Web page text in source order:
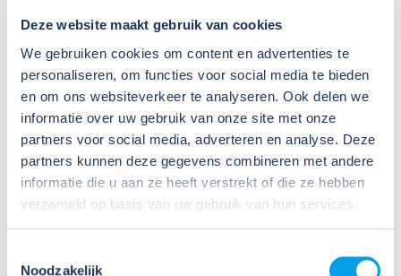
Deze website maakt gebruik van cookies
We gebruiken cookies om content en advertenties te
personaliseren, om functies voor social media te bieden
en om ons websiteverkeer te analyseren. Ook delen we
informatie over uw gebruik van onze site met onze
partners voor social media, adverteren en analyse. Deze
partners kunnen deze gegevens combineren met andere
informatie die u aan ze heeft verstrekt of die ze hebben
verzameld op basis van uw gebruik van hun services.
Noodzakelijk
en gezond werken onder de loep gaat nemen. En dat is,
gezamenlijk beeld hebt van wat veiligheid is en hoe je dat
met elkaar creëert. Niet met een houding van ‘ik doe het
zo, en dat is veilig’, maar dat je open staat voor andere
invalshoeken en van elkaar leert. En dan zul je vanzelf zien
dat veiligheid ook een heel leuk thema is!”
Kwaliteit, vakmanschap en zorg voor elkaar
Dat laatste punt probeert Frank vaak te benadrukken.
“Een probleem dat ik constateer is dat sommigen ervaren
veiligheid aan helmen, schoenen en hesjes. Maar naar